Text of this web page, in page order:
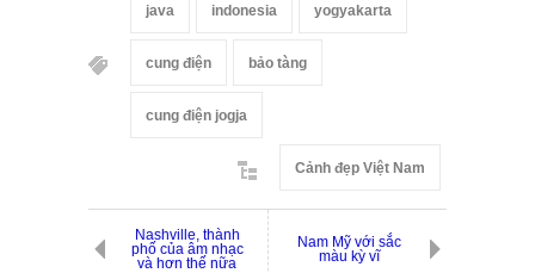
java indonesia yogyakarta
cung điện bảo tàng
cung điện jogja
Cảnh đẹp Việt Nam
Nashville, thành
phố của âm nhạc
và hơn thế nữa
Nam Mỹ với sắc
màu kỳ vĩ